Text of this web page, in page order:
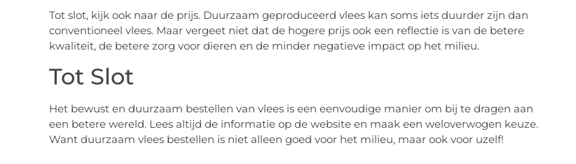
Tot slot, kijk ook naar de prijs. Duurzaam geproduceerd vlees kan soms iets duurder zijn dan
conventioneel vlees. Maar vergeet niet dat de hogere prijs ook een reflectie is van de betere
kwaliteit, de betere zorg voor dieren en de minder negatieve impact op het milieu.
Tot Slot
Het bewust en duurzaam bestellen van vlees is een eenvoudige manier om bij te dragen aan
een betere wereld. Lees altijd de informatie op de website en maak een weloverwogen keuze.
Want duurzaam vlees bestellen is niet alleen goed voor het milieu, maar ook voor uzelf!